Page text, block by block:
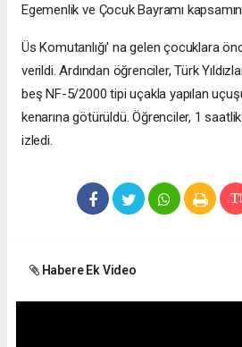
Egemenlik ve Çocuk Bayramı
Üs Komutanlığı' na gelen çocuklara
verildi. Ardından öğrenciler, Türk
beş NF-5/2000 tipi uçakla yapılan
kenarına götürüldü. Öğrenciler, 1
izledi.
Habere Ek Video